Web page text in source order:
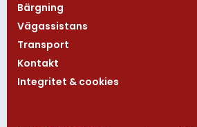
Bärgning
Vägassistans
Transport
Kontakt
Integritet & cookies